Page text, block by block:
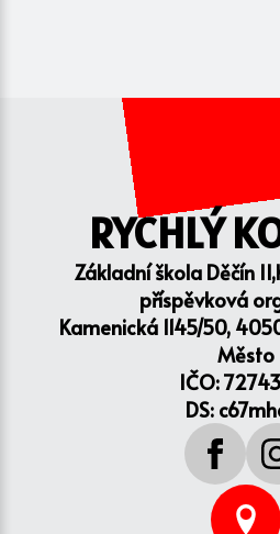
RYCHLÝ
Základní škola Děčín
příspěvková
Kamenická 1145/50,
Město
IČO:
DS: